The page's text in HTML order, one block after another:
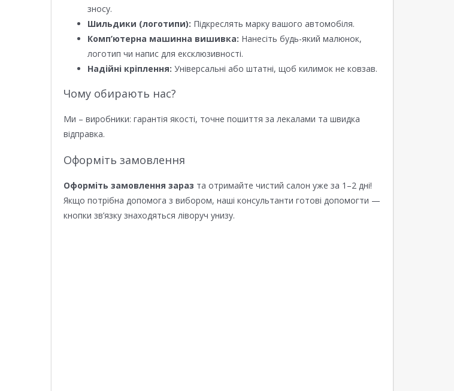
зносу.
Шильдики (логотипи): Підкреслять марку вашого автомобіля.
Комп’ютерна машинна вишивка: Нанесіть будь-який малюнок,
логотип чи напис для ексклюзивності.
Надійні кріплення: Універсальні або штатні, щоб килимок не ковзав.
Чому обирають нас?
Ми – виробники: гарантія якості, точне пошиття за лекалами та швидка
відправка.
Оформіть замовлення
Оформіть замовлення зараз та отримайте чистий салон уже за 1–2 дні!
Якщо потрібна допомога з вибором, наші консультанти готові допомогти —
кнопки зв’язку знаходяться ліворуч унизу.